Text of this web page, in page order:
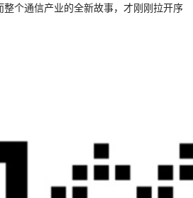
个通信产业的全新故事，才刚刚拉开序